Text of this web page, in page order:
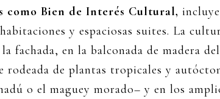
como Bien de Interés Cultural,
y espaciosas suites. La
fachada, en la balconada de madera
de plantas tropicales y
o el maguey morado– y en los